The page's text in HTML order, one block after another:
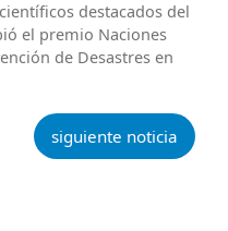
destacados del
el premio Naciones
de Desastres en
siguiente noticia